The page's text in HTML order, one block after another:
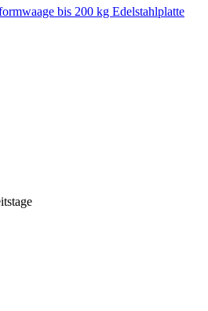
bis 200 kg Edelstahlplatte